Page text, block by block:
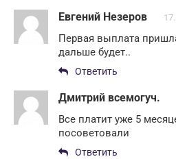
Евгений Незеров
Первая выплата
дальше будет..
Ответить
Дмитрий всемогуч.
Все платит уже 5
посоветовали
Ответить